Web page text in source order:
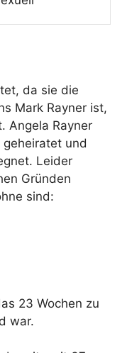
da sie die
Mark Rayner ist,
Angela Rayner
geheiratet und
Leider
Gründen
sind:
23 Wochen zu
war.